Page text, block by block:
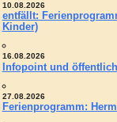
10.08.2026
entfällt:
Kinder)
16.08.2026
Infopoint und
27.08.2026
Ferienprogramm: